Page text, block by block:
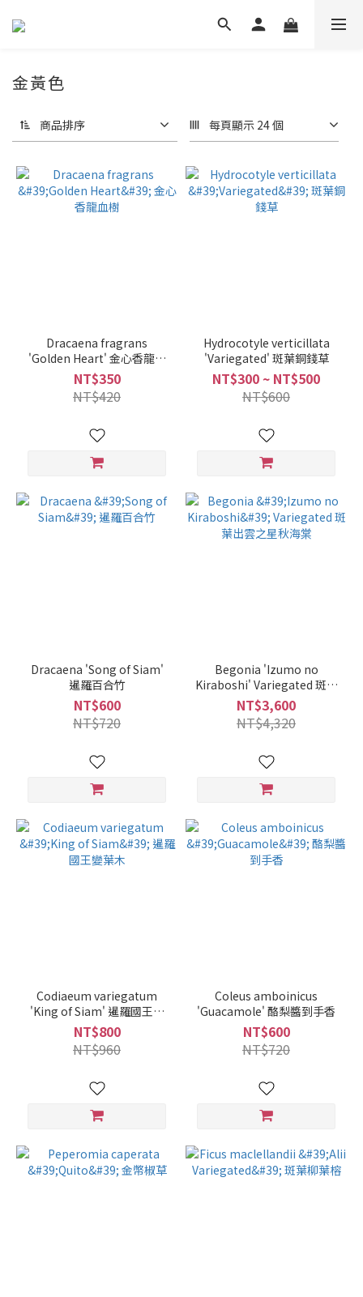
金黃色
商品排序 每頁顯示 24 個
Dracaena fragrans
'Golden Heart' 金心香龍血
樹
NT$350
NT$420
Hydrocotyle verticillata
'Variegated' 斑葉銅錢草
NT$300 ~ NT$500
NT$600
Dracaena 'Song of Siam'
暹羅百合竹
NT$600
NT$720
Begonia 'Izumo no
Kiraboshi' Variegated 斑葉
出雲之星秋海棠
NT$3,600
NT$4,320
Codiaeum variegatum
'King of Siam' 暹羅國王變
葉木
NT$800
NT$960
Coleus amboinicus
'Guacamole' 酪梨醬到手香
NT$600
NT$720